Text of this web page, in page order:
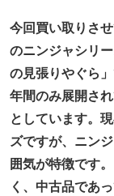
今回買い取りさ
のニンジャシリ
の見張りやぐら
年間のみ展開さ
としています。
ズですが、ニン
囲気が特徴です
く、中古品であ